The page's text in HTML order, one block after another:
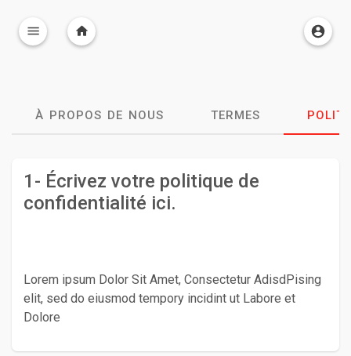
À PROPOS DE NOUS TERMES
1- Écrivez votre politique de
confidentialité ici.
Lorem ipsum Dolor Sit Amet, Consectetur AdisdPising
elit, sed do eiusmod tempory incidint ut Labore et
Dolore